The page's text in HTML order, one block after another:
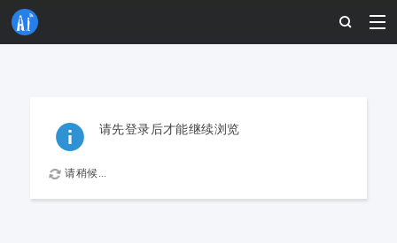
请先登录后才能继续浏览
请稍候...